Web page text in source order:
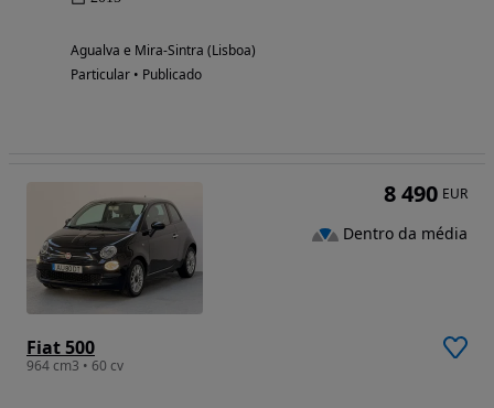
Agualva e Mira-Sintra (Lisboa)
Particular • Publicado
Fiat 500
964 cm3 • 60 cv
8 490 EUR
Dentro da média